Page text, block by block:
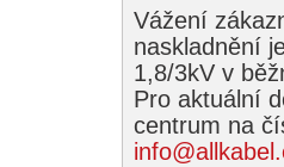
Vážení
naskladnění
1,8/3kV v
Pro aktuální
centrum na